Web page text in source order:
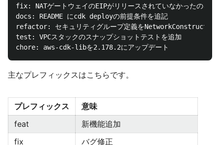
fix: NATゲートウェイのEIPがリリースされていなかったのを修
docs: README にcdk deployの前提条件を追記
refactor: セキュリティグループ定義をNetworkConstructに
test: VPCスタックのスナップショットテストを追加
主なプレフィックスはこちらです。
プレフィックス
意味
feat
新機能追加
fix
バグ修正